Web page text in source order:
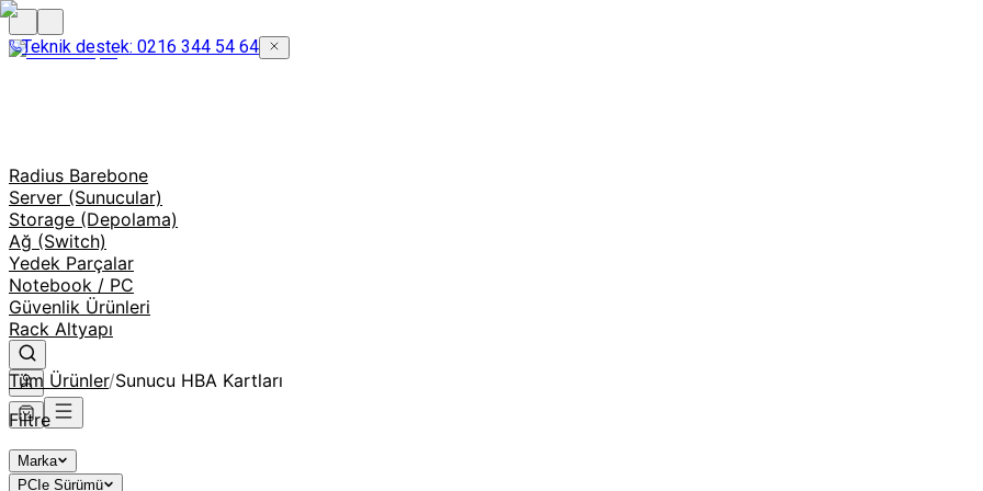
Teknik destek: 0216 344 54 64
Radius Barebone
Server (Sunucular)
Storage (Depolama)
Ağ (Switch)
Yedek Parçalar
Notebook / PC
Güvenlik Ürünleri
Rack Altyapı
Tüm Ürünler/Sunucu HBA Kartları
Filtre
Marka
PCIe Sürümü